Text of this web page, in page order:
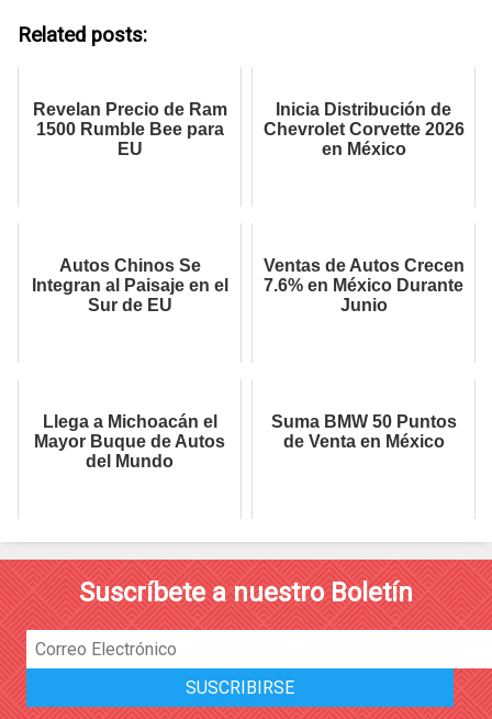
Related posts:
Revelan Precio de Ram
1500 Rumble Bee para
EU
Inicia Distribución de
Chevrolet Corvette 2026
en México
Autos Chinos Se
Integran al Paisaje en el
Sur de EU
Ventas de Autos Crecen
7.6% en México Durante
Junio
Llega a Michoacán el
Mayor Buque de Autos
del Mundo
Suma BMW 50 Puntos
de Venta en México
Suscríbete a nuestro Boletín